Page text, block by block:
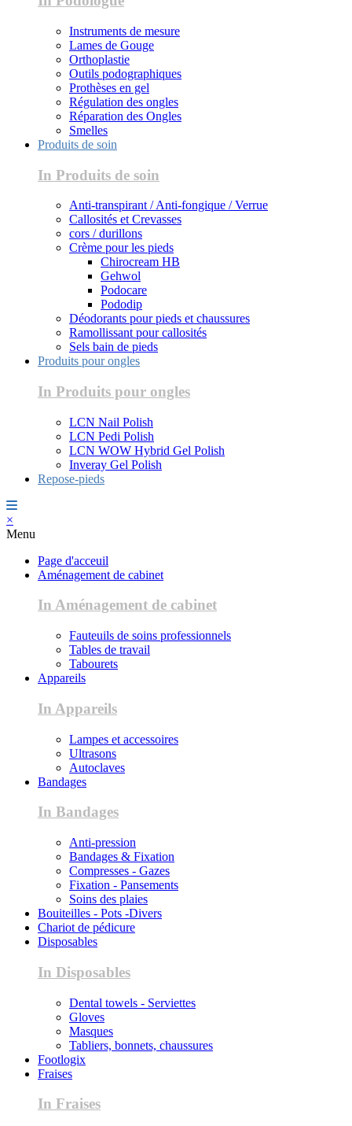
Instruments de mesure
Lames de Gouge
Orthoplastie
Outils podographiques
Prothèses en gel
Régulation des ongles
Réparation des Ongles
Smelles
Produits de soin
In Produits de soin
Anti-transpirant / Anti-fongique / Verrue
Callosités et Crevasses
cors / durillons
Crème pour les pieds
Chirocream HB
Gehwol
Podocare
Pododip
Déodorants pour pieds et chaussures
Ramollissant pour callosités
Sels bain de pieds
Produits pour ongles
In Produits pour ongles
LCN Nail Polish
LCN Pedi Polish
LCN WOW Hybrid Gel Polish
Inveray Gel Polish
Repose-pieds
×
Menu
Page d'acceuil
Aménagement de cabinet
In Aménagement de cabinet
Fauteuils de soins professionnels
Tables de travail
Tabourets
Appareils
In Appareils
Lampes et accessoires
Ultrasons
Autoclaves
Bandages
In Bandages
Anti-pression
Bandages & Fixation
Compresses - Gazes
Fixation - Pansements
Soins des plaies
Bouiteilles - Pots -Divers
Chariot de pédicure
Disposables
In Disposables
Dental towels - Serviettes
Gloves
Masques
Tabliers, bonnets, chaussures
Footlogix
Fraises
In Fraises